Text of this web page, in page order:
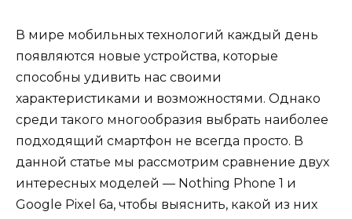
В мире мобильных технологий каждый день
появляются новые устройства, которые
способны удивить нас своими
характеристиками и возможностями. Однако
среди такого многообразия выбрать наиболее
подходящий смартфон не всегда просто. В
данной статье мы рассмотрим сравнение двух
интересных моделей — Nothing Phone 1 и
Google Pixel 6a, чтобы выяснить, какой из них